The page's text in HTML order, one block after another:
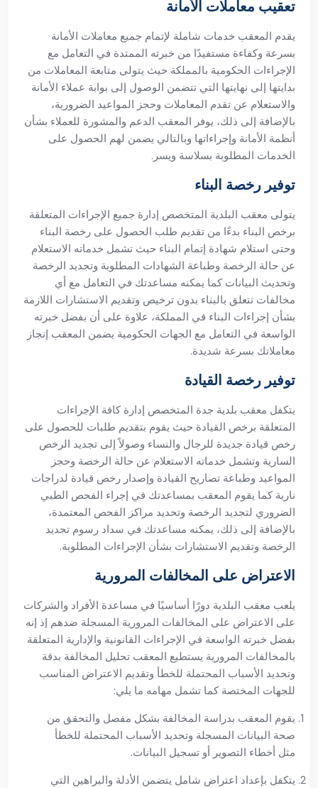
تعقيب معاملات الأمانة
يقدم المعقب خدمات شاملة لإتمام جميع معاملات الأمانة
بسرعة وكفاءة مستفيدًا من خبرته الممتدة في التعامل مع
الإجراءات الحكومية بالمملكة حيث يتولى متابعة المعاملات من
بدايتها إلى نهايتها التي تتضمن الوصول إلى بوابة عملاء الأمانة
والاستعلام عن تقدم المعاملات وحجز المواعيد الضرورية،
بالإضافة إلى ذلك، يوفر المعقب الدعم والمشورة للعملاء بشأن
أنظمة الأمانة وإجراءاتها وبالتالي يضمن لهم الحصول على
الخدمات المطلوبة بسلاسة ويسر.
توفير رخصة البناء
يتولى معقب البلدية المتخصص إدارة جميع الإجراءات المتعلقة
برخص البناء بدءًا من تقديم طلب الحصول على رخصة البناء
وحتى استلام شهادة إتمام البناء حيث تشمل خدماته الاستعلام
عن حالة الرخصة وطباعة الشهادات المطلوبة وتجديد الرخصة
وتحديث البيانات كما يمكنه مساعدتك في التعامل مع أي
مخالفات تتعلق بالبناء بدون ترخيص وتقديم الاستشارات اللازمة
بشأن إجراءات البناء في المملكة، علاوة على أن بفضل خبرته
الواسعة في التعامل مع الجهات الحكومية يضمن المعقب إنجاز
معاملاتك بسرعة شديدة.
توفير رخصة القيادة
يتكفل معقب بلدية جدة المتخصص إدارة كافة الإجراءات
المتعلقة برخص القيادة حيث يقوم بتقديم طلبات للحصول على
رخص قيادة جديدة للرجال والنساء وصولاً إلى تجديد الرخص
السارية وتشمل خدماته الاستعلام عن حالة الرخصة وحجز
المواعيد وطباعة تصاريح القيادة وإصدار رخص قيادة لدراجات
نارية كما يقوم المعقب بمساعدتك في إجراء الفحص الطبي
الضروري لتجديد الرخصة وتحديد مراكز الفحص المعتمدة،
بالإضافة إلى ذلك، يمكنه مساعدتك في سداد رسوم تجديد
الرخصة وتقديم الاستشارات بشأن الإجراءات المطلوبة.
الاعتراض على المخالفات المرورية
يلعب معقب البلدية دورًا أساسيًا في مساعدة الأفراد والشركات
على الاعتراض على المخالفات المرورية المسجلة ضدهم إذ إنه
بفضل خبرته الواسعة في الإجراءات القانونية والإدارية المتعلقة
بالمخالفات المرورية يستطيع المعقب تحليل المخالفة بدقة
وتحديد الأسباب المحتملة للخطأ وتقديم الاعتراض المناسب
للجهات المختصة كما تشمل مهامه ما يلي:
يقوم المعقب بدراسة المخالفة بشكل مفصل والتحقق من
صحة البيانات المسجلة وتحديد الأسباب المحتملة للخطأ
مثل أخطاء التصوير أو تسجيل البيانات.
يتكفل بإعداد اعتراض شامل يتضمن الأدلة والبراهين التي